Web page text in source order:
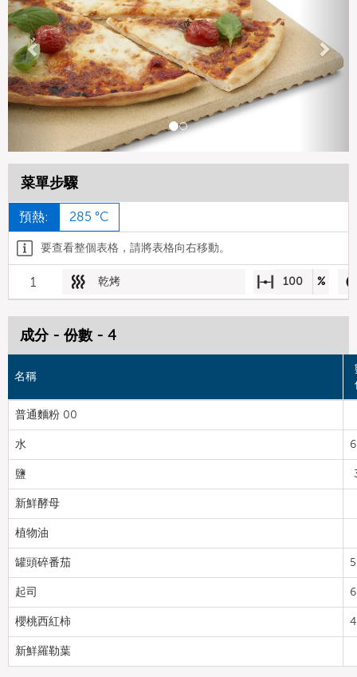
菜單步驟
預熱: 285 °C
要查看整個表格，請將表格向右移動。
1 乾烤 100 %
成分 - 份數 - 4
名稱
普通麵粉 00
水
鹽
新鮮酵母
植物油
罐頭碎番茄
起司
櫻桃西紅柿
新鮮羅勒葉